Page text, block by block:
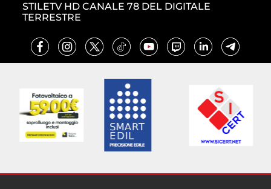
STILETV HD CANALE 78 DEL DIGITALE
TERRESTRE